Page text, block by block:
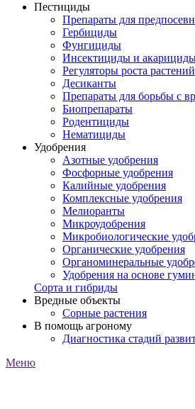
Пестициды
Препараты для
Гербициды
Фунгициды
Инсектициды и
Регуляторы роста растений
Десиканты
Препараты для борьбы с
Биопрепараты
Родентициды
Нематициды
Удобрения
Азотные удобрения
Фосфорные удобрения
Калийные удобрения
Комплексные удобрения
Мелиоранты
Микроудобрения
Микробиологические
Органические удобрения
Органоминеральные
Удобрения на основе
Сорта и гибриды
Вредные объекты
Сорные растения
В помощь агроному
Диагностика стадий
Меню